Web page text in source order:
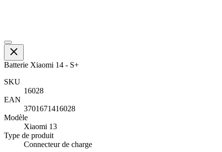
Batterie Xiaomi 14 - S+
SKU
16028
EAN
3701671416028
Modèle
Xiaomi 13
Type de produit
Connecteur de charge